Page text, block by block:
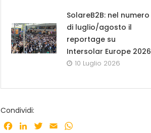
SolareB2B: nel numero
di luglio/agosto il
reportage su
Intersolar Europe 2026
10 Luglio 2026
Condividi:
Facebook
LinkedInTwitter
Email